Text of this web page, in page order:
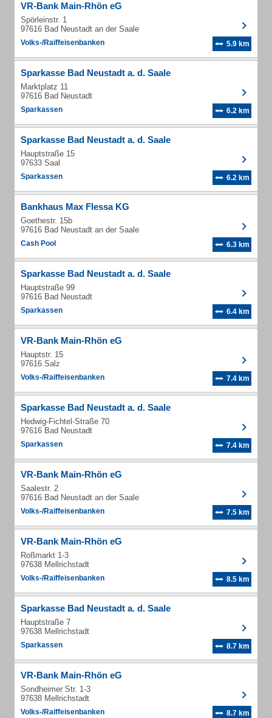
VR-Bank Main-Rhön eG
Spörleinstr. 1
97616 Bad Neustadt an der Saale
Volks-/Raiffeisenbanken 5.9 km
Sparkasse Bad Neustadt a. d. Saale
Marktplatz 11
97616 Bad Neustadt
Sparkassen 6.2 km
Sparkasse Bad Neustadt a. d. Saale
Hauptstraße 15
97633 Saal
Sparkassen 6.2 km
Bankhaus Max Flessa KG
Goethestr. 15b
97616 Bad Neustadt an der Saale
Cash Pool 6.3 km
Sparkasse Bad Neustadt a. d. Saale
Hauptstraße 99
97616 Bad Neustadt
Sparkassen 6.4 km
VR-Bank Main-Rhön eG
Hauptstr. 15
97616 Salz
Volks-/Raiffeisenbanken 7.4 km
Sparkasse Bad Neustadt a. d. Saale
Hedwig-Fichtel-Straße 70
97616 Bad Neustadt
Sparkassen 7.4 km
VR-Bank Main-Rhön eG
Saalestr. 2
97616 Bad Neustadt an der Saale
Volks-/Raiffeisenbanken 7.5 km
VR-Bank Main-Rhön eG
Roßmarkt 1-3
97638 Mellrichstadt
Volks-/Raiffeisenbanken 8.5 km
Sparkasse Bad Neustadt a. d. Saale
Hauptstraße 7
97638 Mellrichstadt
Sparkassen 8.7 km
VR-Bank Main-Rhön eG
Sondheimer Str. 1-3
97638 Mellrichstadt
Volks-/Raiffeisenbanken 8.7 km